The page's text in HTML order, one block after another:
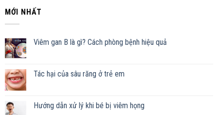
MỚI NHẤT
Viêm gan B là gì? Cách phòng bệnh hiệu quả
Tác hại của sâu răng ở trẻ em
Hướng dẫn xử lý khi bé bị viêm họng